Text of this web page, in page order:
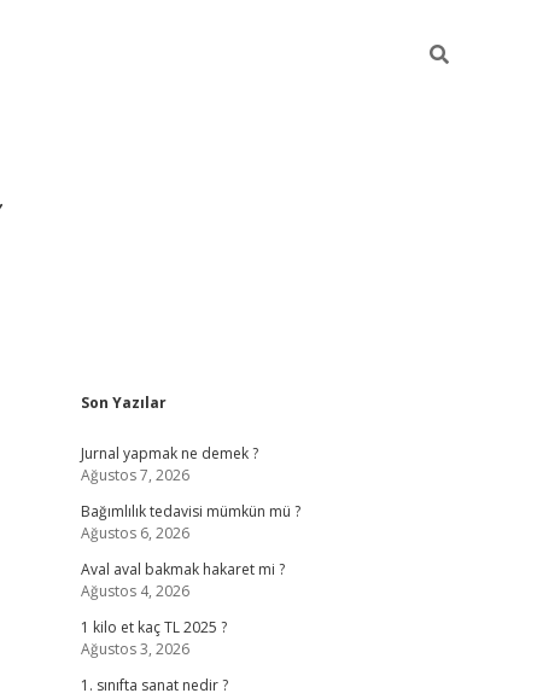
Sidebar
Son Yazılar
Jurnal yapmak ne demek ?
Ağustos 7, 2026
Bağımlılık tedavisi mümkün mü ?
Ağustos 6, 2026
Aval aval bakmak hakaret mi ?
Ağustos 4, 2026
1 kilo et kaç TL 2025 ?
Ağustos 3, 2026
1. sınıfta sanat nedir ?